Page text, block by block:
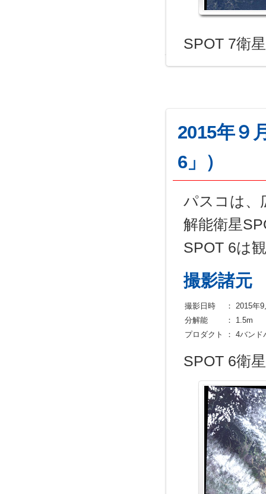
SPOT 7衛
2015年９
6」）
パスコは、
解能衛星
SPOT 6は
撮影諸元
撮影日時 ：
2015年
分解能
：
1.5m
プロダクト
： 4バンド
SPOT 6衛